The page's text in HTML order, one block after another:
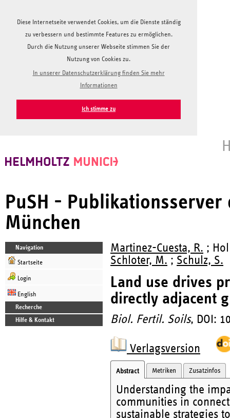
Diese Internetseite verwendet Cookies, um die Dienste ständig
zu verbessern und bestimmte Features zu ermöglichen.
Durch die Nutzung unserer Webseite stimmen Sie der
Nutzung von Cookies zu.
In unserer Datenschutzerklärung finden Sie mehr
Informationen
Ich stimme zu
PuSH -
München
Navigation
Startseite
Login
English
Recherche
Hilfe & Kontakt
Martinez-Cuesta, R. ;
Schloter, M. ; Schulz, S.
Land use drives
directly adjacent
Biol. Fertil. Soils, DOI:
Verlagsversion
Abstract Metriken Zusatzinfos
Understanding the
communities in
sustainable strategies